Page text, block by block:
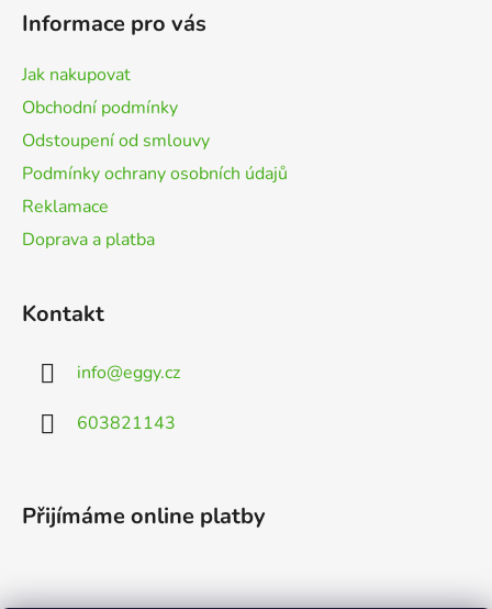
Informace pro vás
Jak nakupovat
Obchodní podmínky
Odstoupení od smlouvy
Podmínky ochrany osobních údajů
Reklamace
Doprava a platba
Kontakt
info@eggy.cz
603821143
Přijímáme online platby